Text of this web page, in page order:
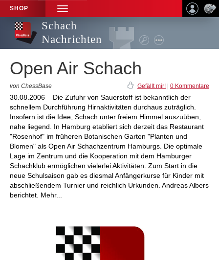
SHOP
TOGGLE
NAVIGATION
Schach
Nachrichten
Open Air Schach
von ChessBase Gefällt mir! 0 Kommentare
30.08.2006 – Die Zufuhr von Sauerstoff ist bekanntlich der
schnellem Durchführung Hirnaktivitäten durchaus zuträglich.
Insofern ist die Idee, Schach unter freiem Himmel auszuüben,
nahe liegend. In Hamburg etabliert sich derzeit das Restaurant
"Rosenhof" im früheren Botanischen Garten "Planten und
Blomen" als Open Air Schachzentrum Hamburgs. Die optimale
Lage im Zentrum und die Kooperation mit dem Hamburger
Schachklub ermöglichen vielerlei Aktivitäten. Zum Start in die
neue Schulsaison gab es diesmal Anfängerkurse für Kinder mit
abschließendem Turnier und reichlich Urkunden. Andreas Albers
berichtet. Mehr...